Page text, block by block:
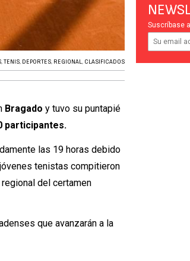
,TENIS, DEPORTES, REGIONAL, CLASIFICADOS
Bragadoy tuvo su puntapié
participantes.
las 19 horas debido
tenistas compitieron
del certamen
que avanzarán a la
Suscríbase